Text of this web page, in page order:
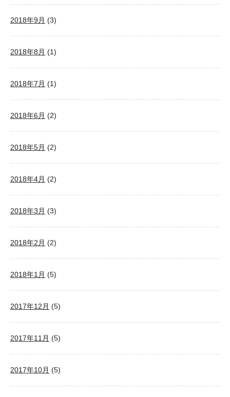
2018年9月 (3)
2018年8月 (1)
2018年7月 (1)
2018年6月 (2)
2018年5月 (2)
2018年4月 (2)
2018年3月 (3)
2018年2月 (2)
2018年1月 (5)
2017年12月 (5)
2017年11月 (5)
2017年10月 (5)